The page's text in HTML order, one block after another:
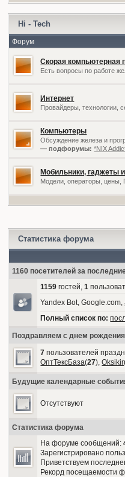
Hi - Tech
Форум
Скорая компьютерная
Есть вопросы по работе
Интернет
Провайдеры, технологии,
Компьютеры
Обсуждение железа и
— подфорумы: *NIX
Мобильники, гаджеты
Модели, операторы, цены,
Статистика форума
1160 посетителей за
1159 гостей,1
Yandex Bot, Google.com,
Полный список по:
Поздравляем с днем
7 пользователей
ОптТексБаза(27),Oksikir
Будущие календарные
Отсутствуют
Статистика форума
На форуме сообщений:
Зарегистрировано
Приветствуем
Рекорд посещаемости